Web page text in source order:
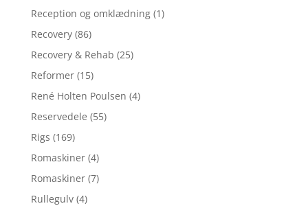
Reception og omklædning (1)
Recovery (86)
Recovery & Rehab (25)
Reformer (15)
René Holten Poulsen (4)
Reservedele (55)
Rigs (169)
Romaskiner (4)
Romaskiner (7)
Rullegulv (4)